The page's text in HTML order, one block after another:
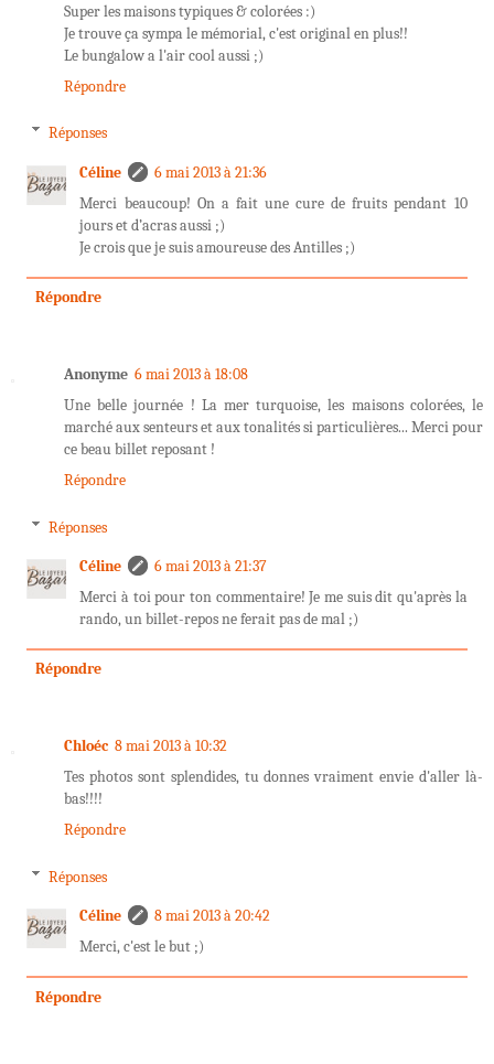
Super les maisons typiques & colorées :)
Je trouve ça sympa le mémorial, c'est original en plus!!
Le bungalow a l'air cool aussi ;)
Répondre
Réponses
Céline
6 mai 2013 à 21:36
Merci beaucoup! On a fait une cure de fruits pendant 10
jours et d’acras aussi ;)
Je crois que je suis amoureuse des Antilles ;)
Répondre
Anonyme 6 mai 2013 à 18:08
Une belle journée ! La mer turquoise, les maisons colorées, le
marché aux senteurs et aux tonalités si particulières... Merci pour
ce beau billet reposant !
Répondre
Réponses
Céline
6 mai 2013 à 21:37
Merci à toi pour ton commentaire! Je me suis dit qu'après la
rando, un billet-repos ne ferait pas de mal ;)
Répondre
Chloéc 8 mai 2013 à 10:32
Tes photos sont splendides, tu donnes vraiment envie d'aller là-
bas!!!!
Répondre
Réponses
Céline
8 mai 2013 à 20:42
Merci, c'est le but ;)
Répondre